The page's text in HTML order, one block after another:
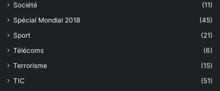
Société
(11)
Spécial Mondial 2018
(45)
Sport
(21)
Télécoms
(6)
Terrorisme
(15)
TIC
(51)